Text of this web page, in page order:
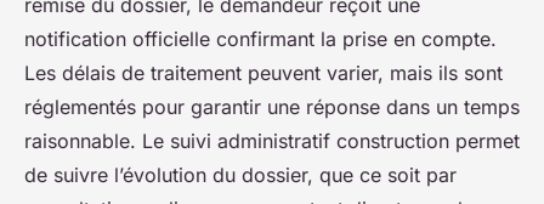
notification officielle confirmant la prise en compte.
Les délais de traitement peuvent varier, mais ils sont
réglementés pour garantir une réponse dans un temps
raisonnable. Le suivi administratif construction permet
de suivre l’évolution du dossier, que ce soit par